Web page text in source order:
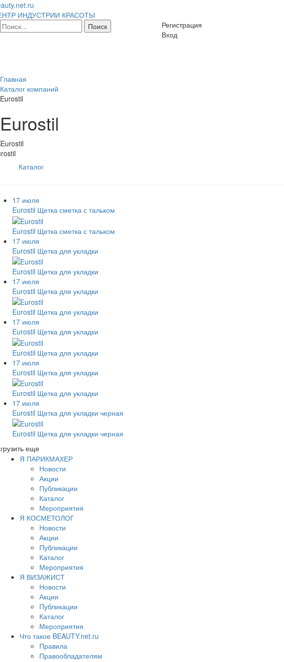
ИНДУСТРИИ КРАСОТЫ
Регистрация
Вход
Главная
Каталог компаний
Eurostil
Eurostil
Каталог
17 июля
Eurostil Щетка сметка с тальком
Eurostil Щетка сметка с тальком
17 июля
Eurostil Щетка для укладки
Eurostil Щетка для укладки
17 июля
Eurostil Щетка для укладки
Eurostil Щетка для укладки
17 июля
Eurostil Щетка для укладки
Eurostil Щетка для укладки
17 июля
Eurostil Щетка для укладки
Eurostil Щетка для укладки
17 июля
Eurostil Щетка для укладки черная
Eurostil Щетка для укладки черная
еще
Я ПАРИКМАХЕР
Новости
Акции
Публикации
Каталог
Мероприятия
Я КОСМЕТОЛОГ
Новости
Акции
Публикации
Каталог
Мероприятия
Я ВИЗАЖИСТ
Новости
Акции
Публикации
Каталог
Мероприятия
Что такое BEAUTY.net.ru
Правила
Правообладателям